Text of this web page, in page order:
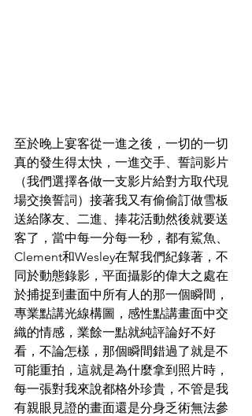
至於晚上宴客從一進之後，一切的一切
真的發生得太快，一進交手、誓詞影片
（我們選擇各做一支影片給對方取代現
場交換誓詞）接著我又有偷偷訂做雪板
送給隊友、二進、捧花活動然後就要送
客了，當中每一分每一秒，都有鯊魚、
Clement和Wesley在幫我們紀錄著，不
同於動態錄影，平面攝影的偉大之處在
於捕捉到畫面中所有人的那一個瞬間，
專業點講光線構圖，感性點講畫面中交
織的情感，業餘一點就純評論好不好
看，不論怎樣，那個瞬間錯過了就是不
可能重拍，這就是為什麼拿到照片時，
每一張對我來說都格外珍貴，不管是我
有親眼見證的畫面還是分身乏術無法參